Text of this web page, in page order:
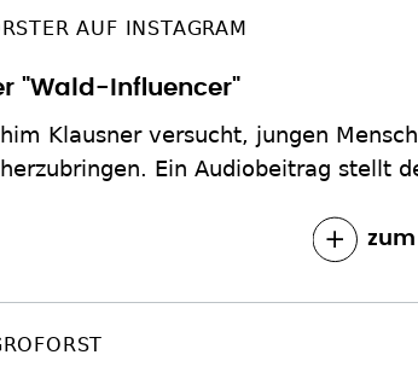
AUF INSTAGRAM
"Wald-Influencer"
Klausner versucht, jungen
Ein Audiobeitrag stellt